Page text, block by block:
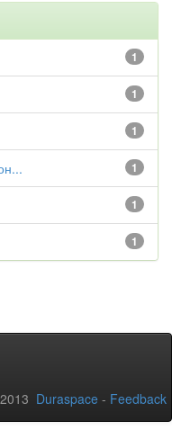
1
1
1
1
1
1
Duraspace - Feedback